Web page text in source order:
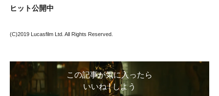
ヒット公開中
(C)2019 Lucasfilm Ltd. All Rights Reserved.
この記事が気に入ったら
いいね ! しよう